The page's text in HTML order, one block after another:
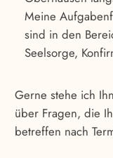
Meine
sind in den
Seelsorge,
Gerne stehe ich
über Fragen, die
betreffen nach